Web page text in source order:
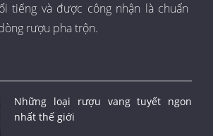
tiếng và được công nhận là chuẩn
rượu pha trộn.
Những loại rượu vang tuyết ngon
nhất thế giới